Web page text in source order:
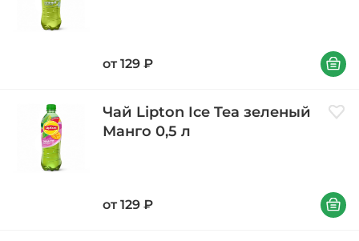
от 129 ₽ В
Чай Lipton Ice Tea зеленый
Манго 0,5 л
от 129 ₽ В